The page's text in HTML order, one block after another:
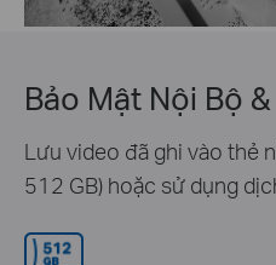
Bảo Mật Nội Bộ
Lưu video đã ghi vào thẻ
512 GB) hoặc sử dụng